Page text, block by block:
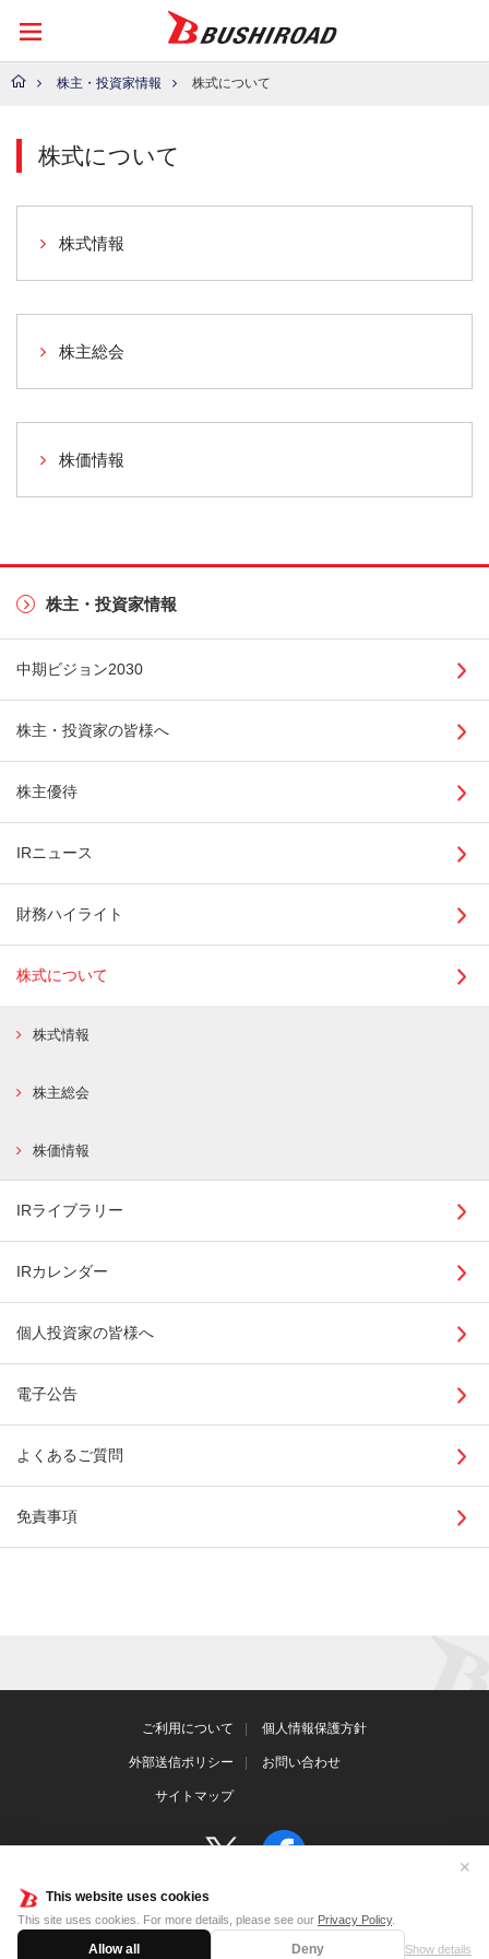
This website uses cookies
This site uses cookies. For more details, please see our Privacy Policy.
Allow all Deny Show details
✕
株主・投資家情報 株式について
株式について
株式情報
株主総会
株価情報
株主・投資家情報
中期ビジョン2030
株主・投資家の皆様へ
株主優待
IRニュース
財務ハイライト
株式について
株式情報
株主総会
株価情報
IRライブラリー
IRカレンダー
個人投資家の皆様へ
電子公告
よくあるご質問
免責事項
ご利用について 個人情報保護方針
外部送信ポリシー お問い合わせ
サイトマップ